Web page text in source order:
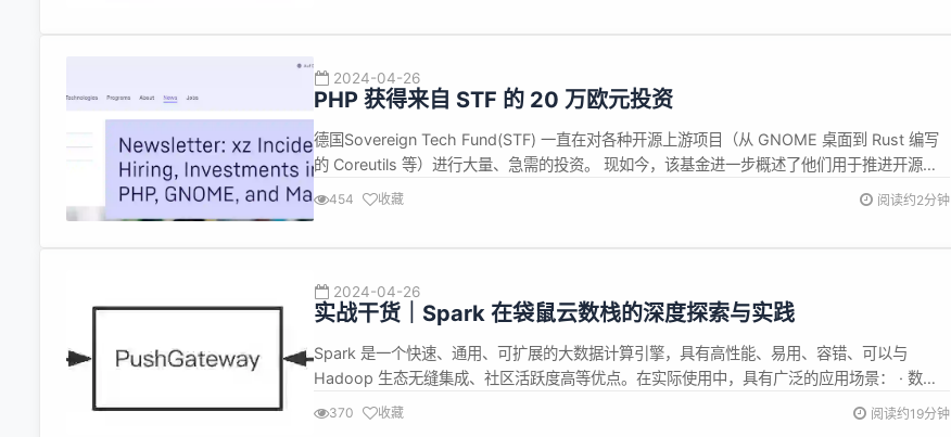
2024-04-26
PHP 获得来自 STF 的 20 万欧元投资
德国Sovereign Tech Fund(STF) 一直在对各种开源上游项目（从 GNOME 桌面到 Rust 编写
的 Coreutils 等）进行大量、急需的投资。 现如今，该基金进一步概述了他们用于推进开源软
件生态系统的最新资金。即，对 Mamba、GNOME 和 PHP 的投资。 Sovereign Tech Fund
454 收藏 阅读约2分钟
2024-04-26
实战干货｜Spark 在袋鼠云数栈的深度探索与实践
Spark 是一个快速、通用、可扩展的大数据计算引擎，具有高性能、易用、容错、可以与
Hadoop 生态无缝集成、社区活跃度高等优点。在实际使用中，具有广泛的应用场景： · 数据
清洗和预处理：在大数据分析场景下，数据通常需要进行清洗和预处理操作以确保数据质量和
370 收藏 阅读约19分钟